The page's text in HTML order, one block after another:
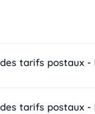
tarifs postaux
tarifs postaux -